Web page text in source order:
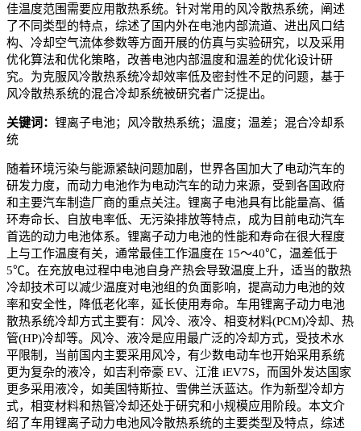
佳温度范围需要应用散热系统。针对常用的风冷散热系统，阐述
了不同类型的特点，综述了国内外在电池内部流道、进出风口结
构、冷却空气流体参数等方面开展的仿真与实验研究，以及采用
优化算法和优化策略，改善电池内部温度和温差的优化设计研
究。为克服风冷散热系统冷却效率低及密封性不足的问题，基于
风冷散热系统的混合冷却系统被研究者广泛提出。
关键词： 锂离子电池；风冷散热系统；温度；温差；混合冷却系
统
随着环境污染与能源紧缺问题加剧，世界各国加大了电动汽车的
研发力度，而动力电池作为电动汽车的动力来源，受到各国政府
和主要汽车制造厂商的重点关注。锂离子电池具有比能量高、循
环寿命长、自放电率低、无污染排放等特点，成为目前电动汽车
首选的动力电池体系。锂离子动力电池的性能和寿命在很大程度
上与工作温度有关，通常最佳工作温度在 15～40℃，温差低于
5℃。在充放电过程中电池自身产热会导致温度上升，适当的散热
冷却技术可以减少温度对电池组的负面影响，提高动力电池的效
率和安全性，降低老化率，延长使用寿命。车用锂离子动力电池
散热系统冷却方式主要有：风冷、液冷、相变材料(PCM)冷却、热
管(HP)冷却等。风冷、液冷是应用最广泛的冷却方式，受技术水
平限制，当前国内主要采用风冷，有少数电动车也开始采用系统
更为复杂的液冷，如吉利帝豪 EV、江淮 iEV7S，而国外发达国家
更多采用液冷，如美国特斯拉、雪佛兰沃蓝达。作为新型冷却方
式，相变材料和热管冷却还处于研究和小规模应用阶段。本文介
绍了车用锂离子动力电池风冷散热系统的主要类型及特点，综述